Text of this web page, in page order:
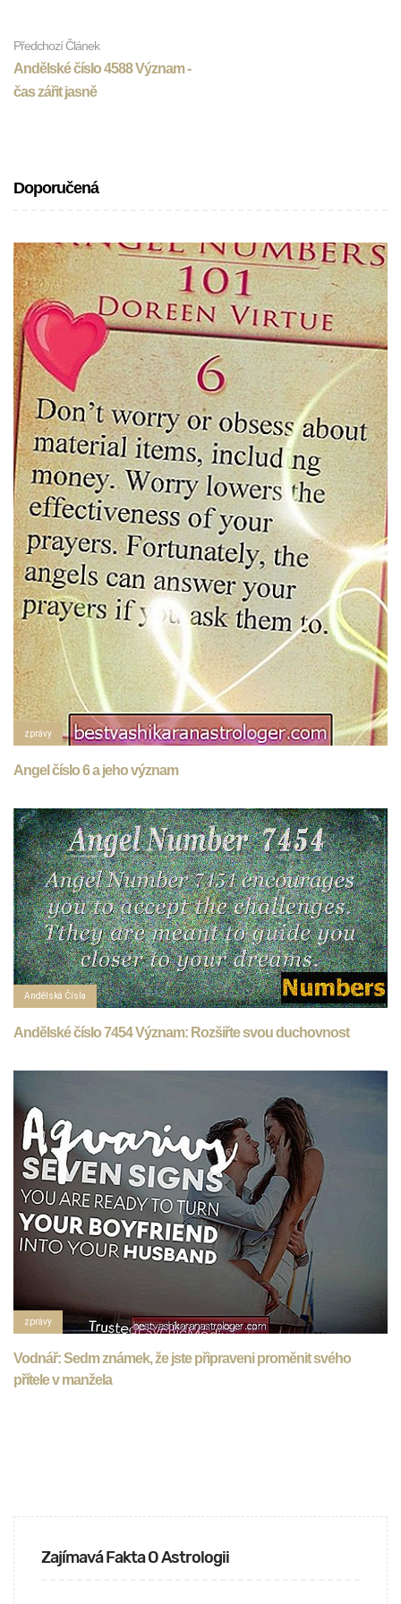
Předchozí Článek
Andělské číslo 4588 Význam -
čas zářit jasně
Doporučená
zprávy
Angel číslo 6 a jeho význam
Andělská Čísla
Andělské číslo 7454 Význam: Rozšiřte svou duchovnost
zprávy
Vodnář: Sedm známek, že jste připraveni proměnit svého
přítele v manžela
Zajímavá Fakta O Astrologii